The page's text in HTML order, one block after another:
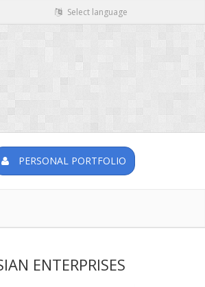
Select language
PERSONAL PORTFOLIO
ENTERPRISES